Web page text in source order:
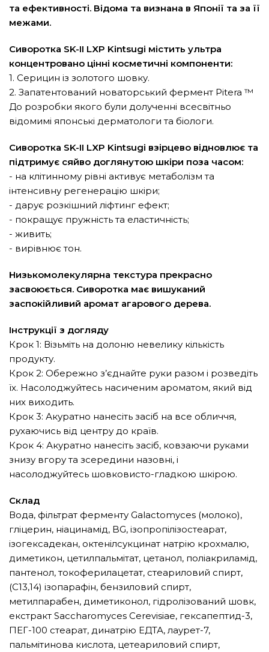
та ефективності. Відома та визнана в Японії та за її
межами.
Сиворотка SK-II LXP Kintsugi містить ультра
концентровано цінні косметичні компоненти:
1. Серицин із золотого шовку.
2. Запатентований новаторський фермент Pitera ™
До розробки якого були долученні всесвітньо
відомимі японські дерматологи та біологи.
Сиворотка SK-II LXP Kintsugi взірцево відновлює та
підтримує сяйво доглянутою шкіри поза часом:
- на клітинному рівні активує метаболізм та
інтенсивну регенерацію шкіри;
- дарує розкішний ліфтинг ефект;
- покращує пружність та еластичність;
- живить;
- вирівнює тон.
Низькомолекулярна текстура прекрасно
засвоюється. Сиворотка має вишуканий
заспокійливий аромат агарового дерева.
Інструкції з догляду
Крок 1: Візьміть на долоню невелику кількість
продукту.
Крок 2: Обережно з’єднайте руки разом і розведіть
їх. Насолоджуйтесь насиченим ароматом, який від
них виходить.
Крок 3: Акуратно нанесіть засіб на все обличчя,
рухаючись від центру до країв.
Крок 4: Акуратно нанесіть засіб, ковзаючи руками
знизу вгору та зсередини назовні, і
насолоджуйтесь шовковисто-гладкою шкірою.
Склад
Вода, фільтрат ферменту Galactomyces (молоко),
гліцерин, ніацинамід, BG, ізопропілізостеарат,
ізогексадекан, октенілсукцинат натрію крохмалю,
диметикон, цетилпальмітат, цетанол, поліакриламід,
пантенол, токоферилацетат, стеариловий спирт,
(C13,14) ізопарафін, бензиловий спирт,
метилпарабен, диметиконол, гідролізований шовк,
екстракт Saccharomyces Cerevisiae, гексапептид-3,
ПЕГ-100 стеарат, динатрію ЕДТА, лаурет-7,
пальмітинова кислота, цетеариловий спирт,